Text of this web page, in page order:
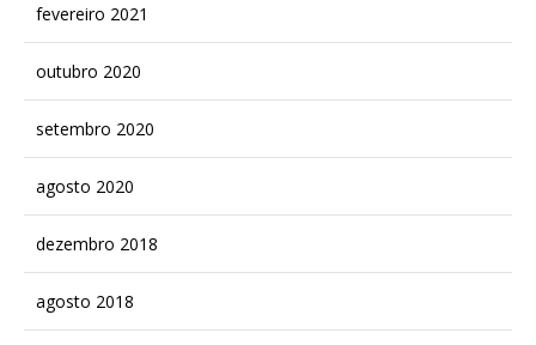
fevereiro 2021
outubro 2020
setembro 2020
agosto 2020
dezembro 2018
agosto 2018